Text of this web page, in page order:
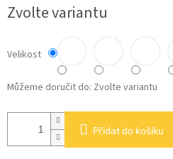
cena:
Zvolte variantu
Velikost
Můžeme doručit do: Zvolte variantu
Přidat do košíku